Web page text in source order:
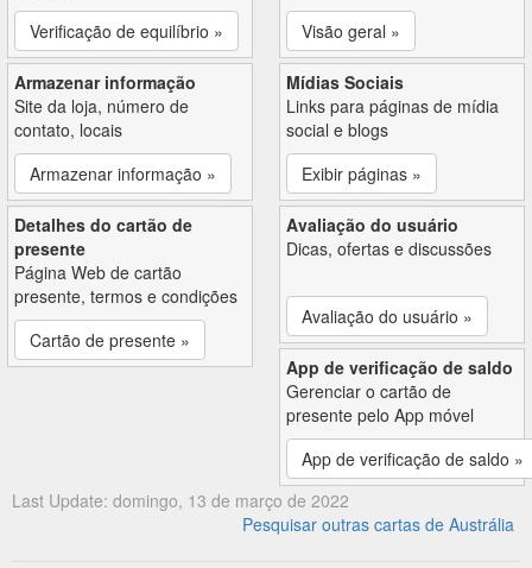
Verificação de equilíbrio »
Visão geral »
Armazenar informação
Site da loja, número de
contato, locais
Armazenar informação »
Mídias Sociais
Links para páginas de mídia
social e blogs
Exibir páginas »
Detalhes do cartão de
presente
Página Web de cartão
presente, termos e condições
Cartão de presente »
Avaliação do usuário
Dicas, ofertas e discussões
Avaliação do usuário »
App de verificação de saldo
Gerenciar o cartão de
presente pelo App móvel
App de verificação de saldo »
Last Update: domingo, 13 de março de 2022
Pesquisar outras cartas de Austrália